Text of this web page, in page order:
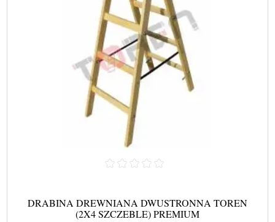
DRABINA DREWNIANA DWUSTRONNA TOREN
(2X4 SZCZEBLE) PREMIUM